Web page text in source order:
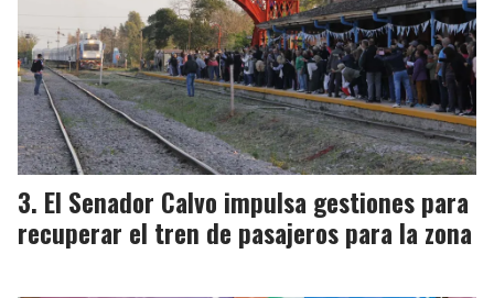
El Senador Calvo impulsa gestiones para
recuperar el tren de pasajeros para la zona